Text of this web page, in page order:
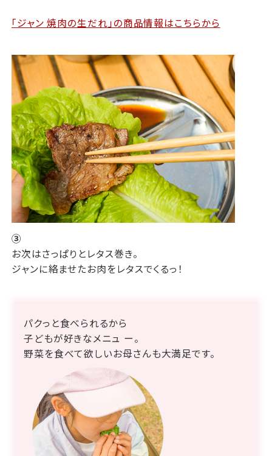
「ジャン 焼肉の生だれ」の商品情報はこちらから
③
お次はさっぱりとレタス巻き。
ジャンに絡ませたお肉をレタスでくるっ！
パクっと食べられるから
子どもが好きなメニュ ー。
野菜を食べて欲しいお母さんも大満足です。